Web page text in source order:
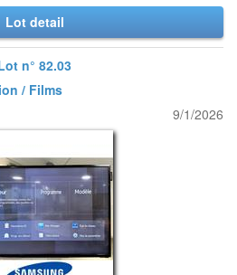
Lot detail
n° 82.03
/ Films
9/1/2026